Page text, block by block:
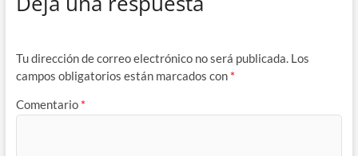
Tu dirección de correo electrónico no será publicada. Los
campos obligatorios están marcados con *
Comentario *